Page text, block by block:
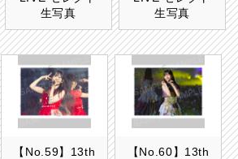
生写真
生写真
【No.59】13th
【No.60】13th